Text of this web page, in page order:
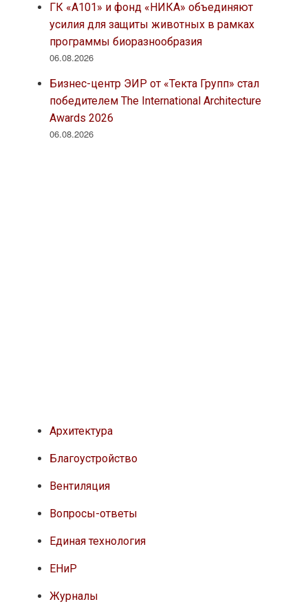
ГК «А101» и фонд «НИКА» объединяют
усилия для защиты животных в рамках
программы биоразнообразия
06.08.2026
Бизнес-центр ЭИР от «Текта Групп» стал
победителем The International Architecture
Awards 2026
06.08.2026
Архитектура
Благоустройство
Вентиляция
Вопросы-ответы
Единая технология
ЕНиР
Журналы